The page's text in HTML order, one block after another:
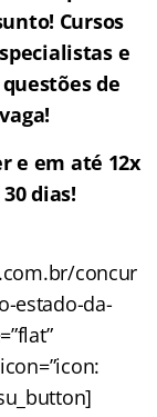
Cursos
e
de
e em até 12x
dias!
concur
estado-da-